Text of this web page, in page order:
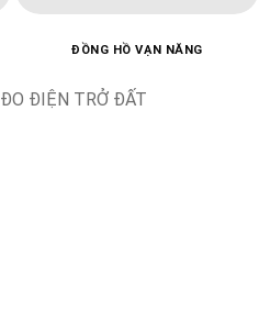
ĐỒNG HỒ VẠN NĂNG
ĐO ĐIỆN TRỞ ĐẤT